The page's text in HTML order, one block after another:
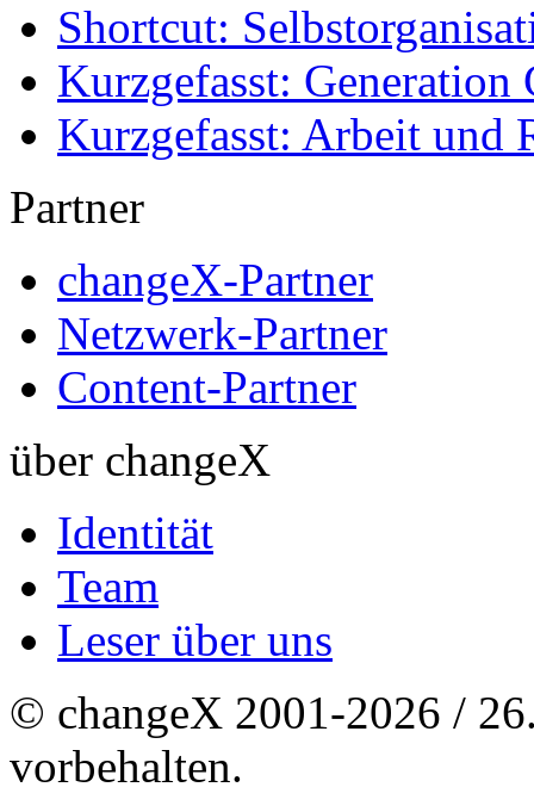
Shortcut:
Kurzgefasst: Generation
Kurzgefasst: Arbeit und
Partner
changeX-Partner
Netzwerk-Partner
Content-Partner
über changeX
Identität
Team
Leser über uns
© changeX 2001-2026 /
vorbehalten.